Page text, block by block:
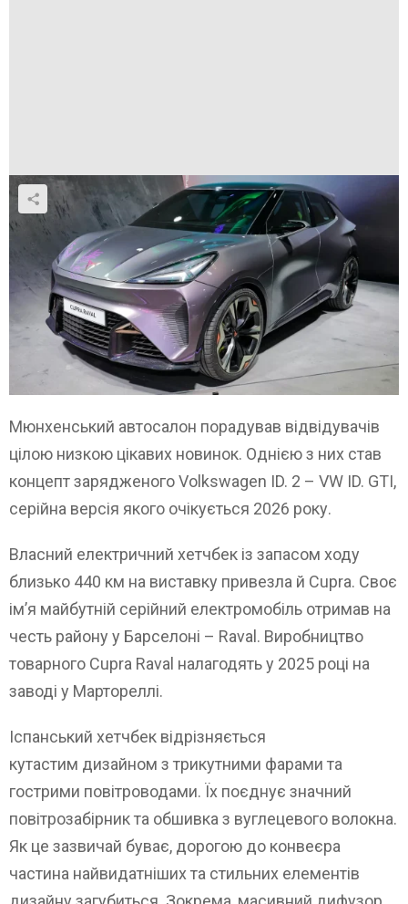
Мюнхенський автосалон порадував відвідувачів
цілою низкою цікавих новинок. Однією з них став
концепт зарядженого Volkswagen ID. 2 – VW ID. GTI,
серійна версія якого очікується 2026 року.
Власний електричний хетчбек із запасом ходу
близько 440 км на виставку привезла й Cupra. Своє
ім’я майбутній серійний електромобіль отримав на
честь району у Барселоні – Raval. Виробництво
товарного Cupra Raval налагодять у 2025 році на
заводі у Мартореллі.
Іспанський хетчбек відрізняється
кутастим дизайном з трикутними фарами та
гострими повітроводами. Їх поєднує значний
повітрозабірник та обшивка з вуглецевого волокна.
Як це зазвичай буває, дорогою до конвеєра
частина найвидатніших та стильних елементів